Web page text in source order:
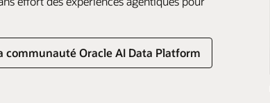
communauté Oracle AI Data Platform